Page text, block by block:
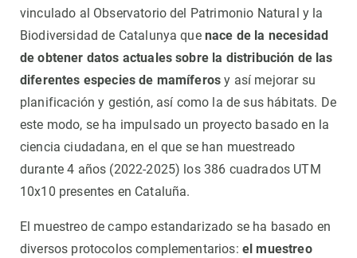
vinculado al Observatorio del Patrimonio Natural y la
Biodiversidad de Catalunya quenace de la necesidad
de obtener datos actuales sobre la distribución de las
diferentes especies de mamíferos y así mejorar su
planificación y gestión, así como la de sus hábitats. De
este modo, se ha impulsado un proyecto basado en la
ciencia ciudadana, en el que se han muestreado
durante 4 años (2022-2025) los 386 cuadrados UTM
10x10 presentes en Cataluña.
El muestreo de campo estandarizado se ha basado en
diversos protocolos complementarios: el muestreo